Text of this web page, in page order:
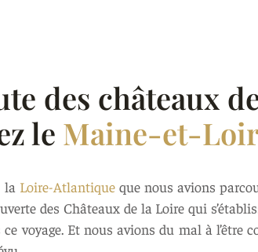
des châteaux
le Maine-et-
la Loire-Atlantiqueque nous avions
des Châteaux de la Loire qui
voyage. Et nous avions du mal à l’être